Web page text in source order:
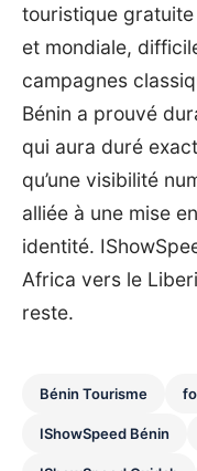
touristique gratuite
et mondiale,
campagnes
Bénin a prouvé
qui aura duré
qu’une visibilité
alliée à une mise
identité.
Africa vers le
reste.
Bénin Tourisme
IShowSpeed Bénin